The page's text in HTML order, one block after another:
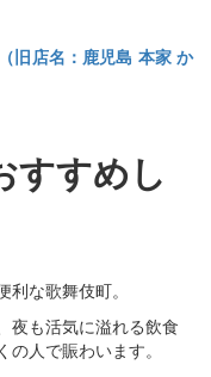
旧店名：鹿児島 本家 か
すすめし
な歌舞伎町。
夜も活気に溢れる飲食
人で賑わいます。